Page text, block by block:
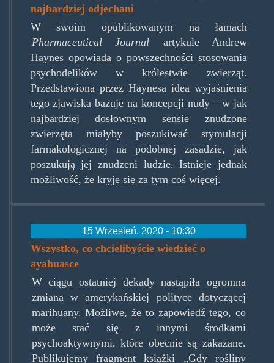
najbardziej odjechani
W swoim opublikowanym na łamach
Pharmaceutical Journal artykule Andrew
Haynes opowiada o powszechności stosowania
psychodelików w królestwie zwierząt.
Przedstawiona przez Haynesa idea wyjaśnienia
tego zjawiska bazuje na koncepcji nudy – w jak
najbardziej dosłownym sensie znudzone
zwierzęta miałyby poszukiwać stymulacji
farmakologicznej na podobnej zasadzie, jak
poszukują jej znudzeni ludzie. Istnieje jednak
możliwość, że kryje się za tym coś więcej.
15 Wrzesień, 2020 - 10:30
Wszystko, co chcielibyście wiedzieć o
ayahuasce
W ciągu ostatniej dekady nastąpiła ogromna
zmiana w amerykańskiej polityce dotyczącej
marihuany. Możliwe, że to zapowiedź tego, co
może stać się z innymi środkami
psychoaktywnymi, które obecnie są zakazane.
Publikujemy fragment książki „Gdy rośliny